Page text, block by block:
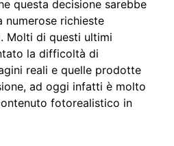
questa decisione sarebbe
numerose richieste
Molti di questi ultimi
la difficoltà di
reali e quelle prodotte
ad oggi infatti è molto
fotorealistico in